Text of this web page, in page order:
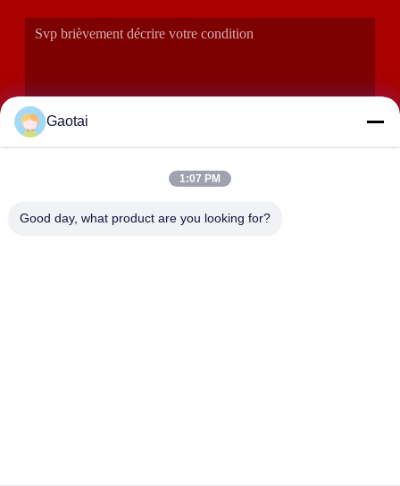
Gaotai
1:07 PM
Good day, what product are you looking for?